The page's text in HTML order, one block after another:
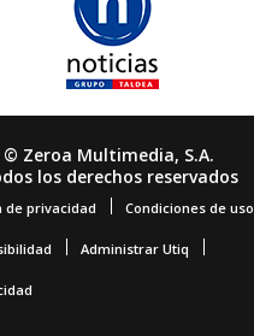
© Zeroa Multimedia, S.A.
los derechos reservados
de privacidad Condiciones de uso
Administrar Utiq